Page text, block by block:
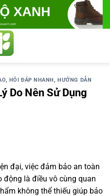
, HỎI ĐÁP NHANH, HƯỚNG DẪN
Do Nên Sử Dụng
đại, việc đảm bảo an toàn
là điều vô cùng quan
không thể thiếu giúp bảo